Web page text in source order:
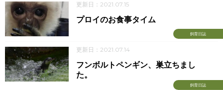
更新日：2021.07.15
飼育日誌
プロイのお食事タイム
更新日：2021.07.14
飼育日誌
フンボルトペンギン、巣立ちまし
た。